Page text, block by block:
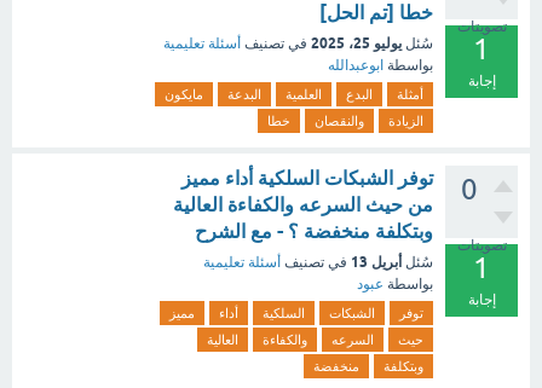
تصويتات
1
إجابة
خطا [تم الحل]
سُئل يوليو 25، 2025 في تصنيف أسئلة تعليمية
بواسطة ابوعبدالله
أمثلة البدع العلمية البدعة
مايكون
الزيادة
والنقصان خطا
0
تصويتات
1
إجابة
توفر الشبكات السلكية أداء مميز
من حيث السرعه والكفاءة العالية
وبتكلفة منخفضة ؟ - مع الشرح
سُئل أبريل 13 في تصنيف أسئلة تعليمية
بواسطة عبود
توفر الشبكات السلكية أداء
مميز
حيث
السرعه والكفاءة
العالية
وبتكلفة
منخفضة